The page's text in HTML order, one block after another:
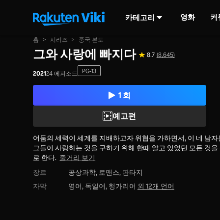
카테고리 영화 커
홈 > 시리즈 > 중국 본토
그와 사랑에 빠지다 8.7 (8,645)
202124 에피소드 PG-13
1 회
예고편
어둠의 세력이 세계를 지배하고자 위협을 가하면서, 이 네 남자
그들이 사랑하는 것을 구하기 위해 한때 알고 있었던 모든 것을
로 한다. 줄거리 보기
장르
공상과학, 로맨스, 판타지
자막
영어, 독일어, 헝가리어 외 12개 언어